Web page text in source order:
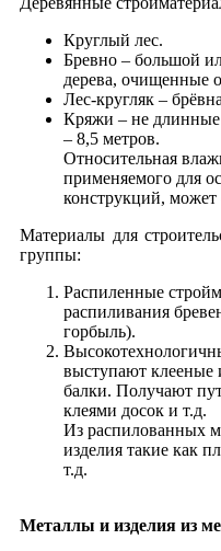
Круглый лес.
Бревно – большой
дерева, очищенные
Лес-кругляк –
Кряжи – не длинные
– 8,5 метров.
Относительная
применяемого для
конструкций, может
Материалы для
группы:
Распиленные
распиливания
горбыль).
выступают клееные
балки. Получают
клеями досок и т.д.
Из распилованных
изделия такие как
т.д.
Металлы и изделия из